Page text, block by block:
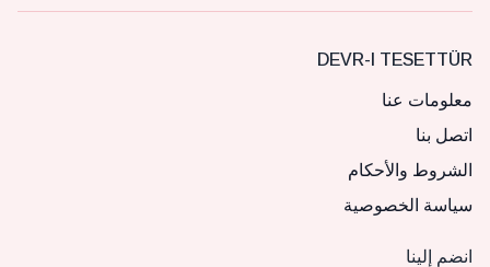
DEVR-I TESETTÜR
معلومات عنا
اتصل بنا
الشروط والأحكام
سياسة الخصوصية
انضم إلينا